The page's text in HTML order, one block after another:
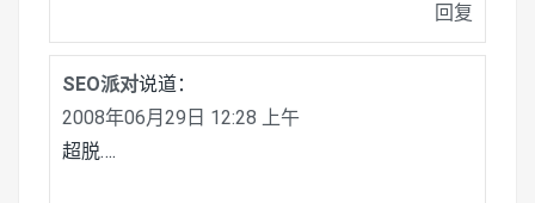
回复
SEO派对说道：
2008年06月29日 12:28 上午
超脱….